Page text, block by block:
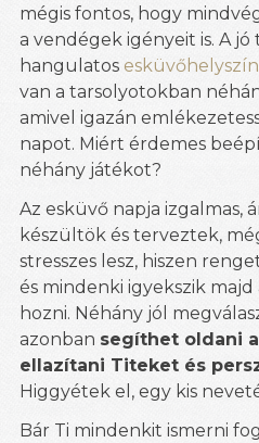
mégis fontos, hogy
a vendégek igényeit is. A jó
hangulatos esküvőhelyszín
van a tarsolyotokban
amivel igazán
napot. Miért érdemes
néhány játékot?
Az esküvő napja izgalmas,
készültök és terveztek,
stresszes lesz, hiszen
és mindenki igyekszik
hozni. Néhány jól
azonban segíthet oldani
ellazítani Titeket és
Higgyétek el, egy kis
Bár Ti mindenkit ismerni